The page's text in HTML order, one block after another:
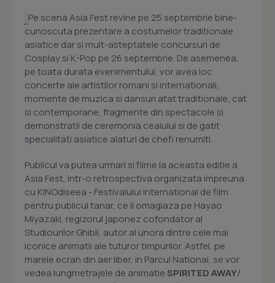
Pe scena Asia Fest revine pe 25 septembrie bine-
cunoscuta prezentare a costumelor traditionale
asiatice dar si mult-asteptatele concursuri de
Cosplay si K-Pop pe 26 septembrie. De asemenea,
pe toata durata evenimentului, vor avea loc
concerte ale artistilor romani si internationali,
momente de muzica si dansuri atat traditionale, cat
si contemporane, fragmente din spectacole si
demonstratii de ceremonia ceaiului si de gatit
specialitati asiatice alaturi de chefi renumiti.
Publicul va putea urmari si filme la aceasta editie a
Asia Fest, intr-o retrospectiva organizata impreuna
cu KINOdiseea - Festivalului international de film
pentru publicul tanar, ce il omagiaza pe Hayao
Miyazaki, regizorul japonez cofondator al
Studiourilor Ghibli, autor al unora dintre cele mai
iconice animatii ale tuturor timpurilor. Astfel, pe
marele ecran din aer liber, in Parcul National, se vor
vedea lungmetrajele de animatie SPIRITED AWAY/